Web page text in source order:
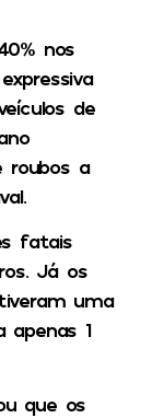
nos
de
roubos a
fatais
Já os
uma
apenas 1
que os